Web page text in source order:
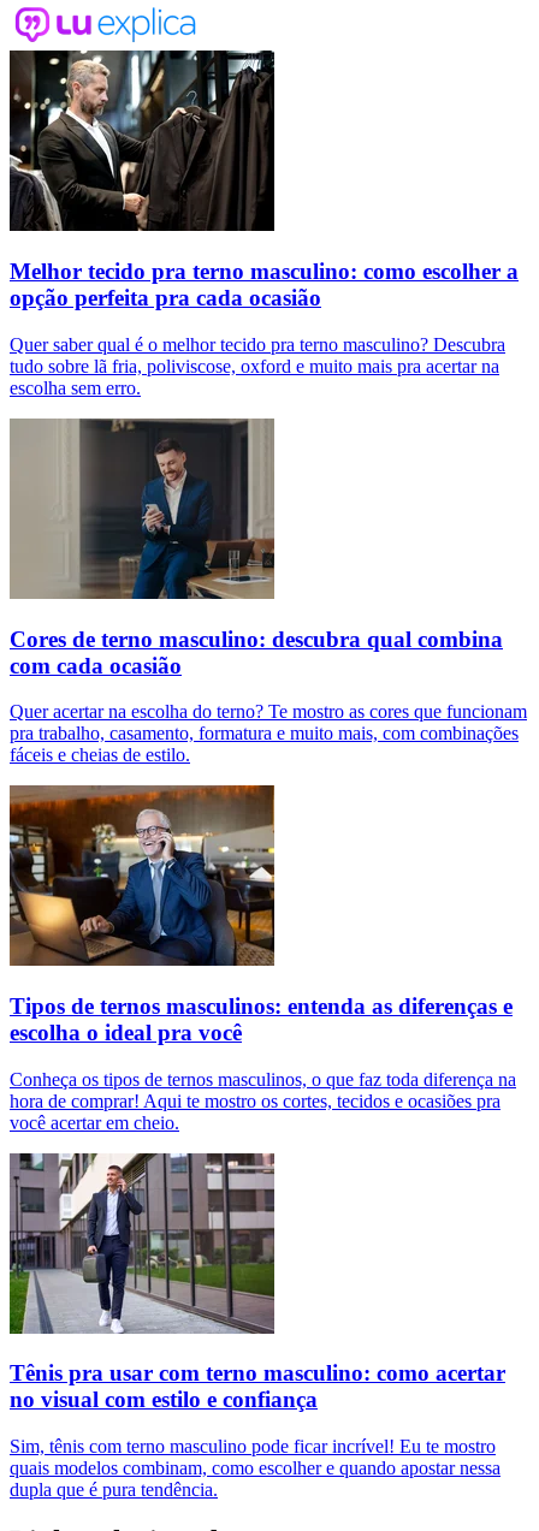
Melhor tecido pra terno masculino: como escolher a
opção perfeita pra cada ocasião
Quer saber qual é o melhor tecido pra terno masculino? Descubra
tudo sobre lã fria, poliviscose, oxford e muito mais pra acertar na
escolha sem erro.
Cores de terno masculino: descubra qual combina
com cada ocasião
Quer acertar na escolha do terno? Te mostro as cores que funcionam
pra trabalho, casamento, formatura e muito mais, com combinações
fáceis e cheias de estilo.
Tipos de ternos masculinos: entenda as diferenças e
escolha o ideal pra você
Conheça os tipos de ternos masculinos, o que faz toda diferença na
hora de comprar! Aqui te mostro os cortes, tecidos e ocasiões pra
você acertar em cheio.
Tênis pra usar com terno masculino: como acertar
no visual com estilo e confiança
Sim, tênis com terno masculino pode ficar incrível! Eu te mostro
quais modelos combinam, como escolher e quando apostar nessa
dupla que é pura tendência.